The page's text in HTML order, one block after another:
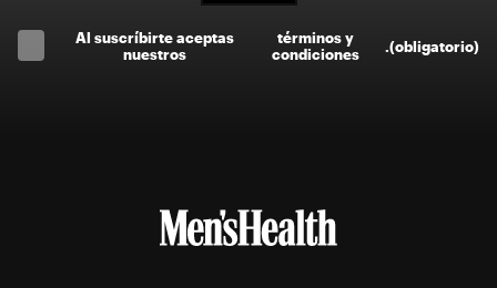
Al suscríbirte aceptas
nuestros
términos y
condiciones
(obligatorio)